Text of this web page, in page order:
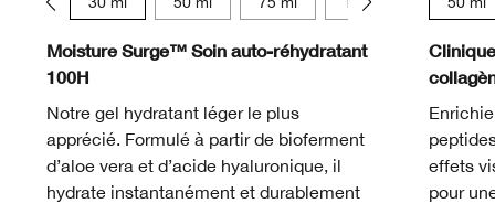
Moisture Surge™ Soin auto-réhydratant
100H
Notre gel hydratant léger le plus
apprécié. Formulé à partir de bioferment
d’aloe vera et d’acide hyaluronique, il
hydrate instantanément et durablement
effets
pour